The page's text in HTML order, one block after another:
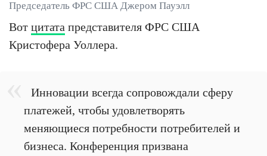
Председатель ФРС США Джером Пауэлл
Вот цитата представителя ФРС США
Кристофера Уоллера.
Инновации всегда сопровождали сферу
платежей, чтобы удовлетворять
меняющиеся потребности потребителей и
бизнеса. Конференция призвана